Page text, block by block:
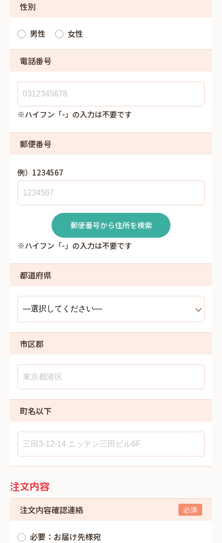
性別
男性 女性
電話番号
※ハイフン「-」の入力は不要です
郵便番号
例）1234567
郵便番号から住所を検索
※ハイフン「-」の入力は不要です
都道府県
市区郡
町名以下
注文内容
注文内容確認連絡
必要：お届け先様宛